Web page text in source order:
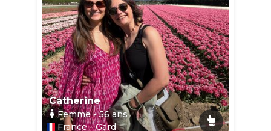
Catherine
Femme- 56ans
France - Gard